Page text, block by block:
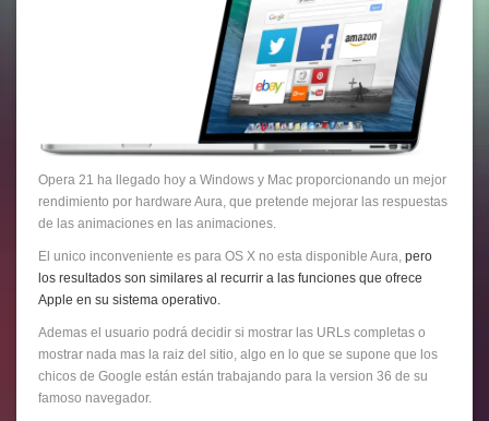
Opera 21 ha llegado hoy a Windows y Mac proporcionando un mejor
rendimiento por hardware Aura, que pretende mejorar las respuestas
de las animaciones en las animaciones.
El unico inconveniente es para OS X no esta disponible Aura, pero
los resultados son similares al recurrir a las funciones que ofrece
Apple en su sistema operativo.
Ademas el usuario podrá decidir si mostrar las URLs completas o
mostrar nada mas la raiz del sitio, algo en lo que se supone que los
chicos de Google están están trabajando para la version 36 de su
famoso navegador.